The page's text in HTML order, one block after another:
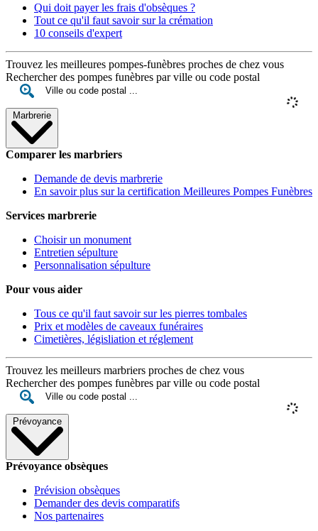
Qui doit payer les frais d'obsèques ?
Tout ce qu'il faut savoir sur la crémation
10 conseils d'expert
Trouvez les meilleures pompes-funèbres proches de chez vous
Rechercher des pompes funèbres par ville ou code postal
Marbrerie
Comparer les marbriers
Demande de devis marbrerie
En savoir plus sur la certification Meilleures Pompes Funèbres
Services marbrerie
Choisir un monument
Entretien sépulture
Personnalisation sépulture
Pour vous aider
Tous ce qu'il faut savoir sur les pierres tombales
Prix et modèles de caveaux funéraires
Cimetières, législiation et réglement
Trouvez les meilleurs marbriers proches de chez vous
Rechercher des pompes funèbres par ville ou code postal
Prévoyance
Prévoyance obsèques
Prévision obsèques
Demander des devis comparatifs
Nos partenaires